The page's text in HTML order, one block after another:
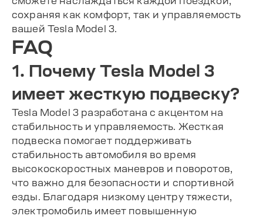
сохраняя как комфорт, так и управляемость
вашей Tesla Model 3.
FAQ
1. Почему Tesla Model 3
имеет жесткую подвеску?
Tesla Model 3 разработана с акцентом на
стабильность и управляемость. Жесткая
подвеска помогает поддерживать
стабильность автомобиля во время
высокоскоростных маневров и поворотов,
что важно для безопасности и спортивной
езды. Благодаря низкому центру тяжести,
электромобиль имеет повышенную